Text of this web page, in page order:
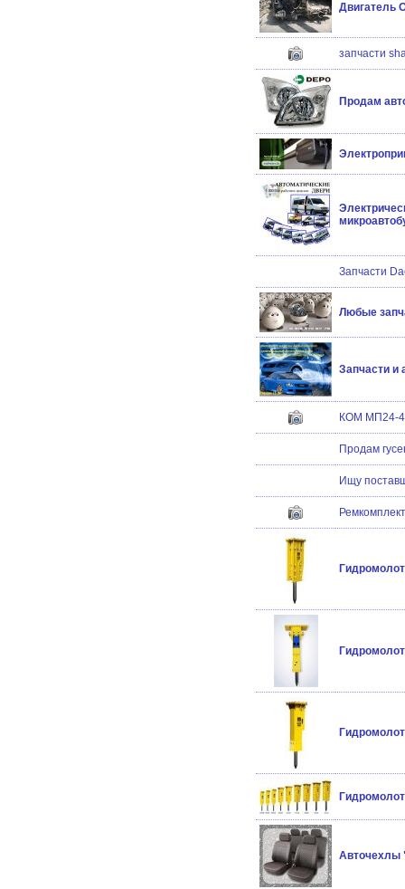
Двигатель
запчасти
Продам
Запчасти
Любые
Запчасти
КОМ МП24-
Продам
Ищу
Авточехлы